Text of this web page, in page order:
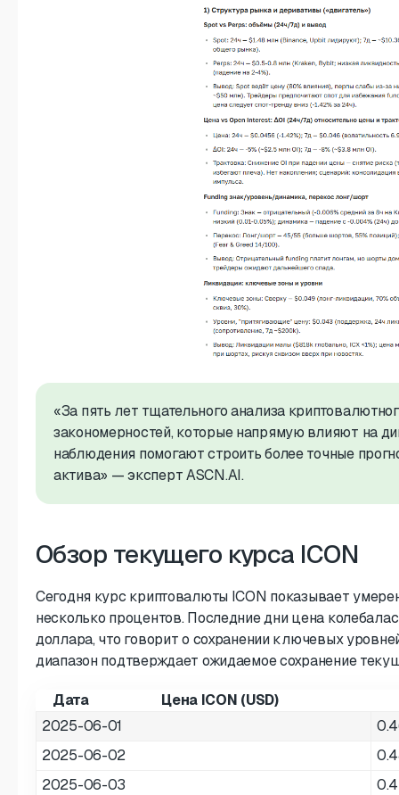
«За пять лет тщательного анализа
закономерностей, которые напрямую влияют на
наблюдения помогают строить более точные
актива» — эксперт ASCN.AI.
Обзор текущего курса ICON
Сегодня курс криптовалюты ICON показывает
несколько процентов. Последние дни цена
доллара, что говорит о сохранении ключевых
диапазон подтверждает ожидаемое сохранение
Дата
Цена ICON (USD)
2025-06-01
2025-06-02
2025-06-03